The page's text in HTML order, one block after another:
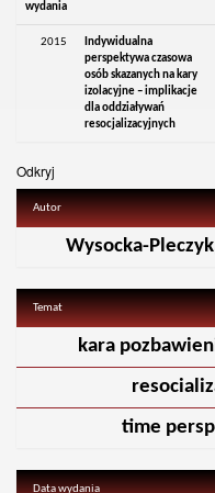
wydania
2015
Indywidualna
perspektywa czasowa
osób skazanych na kary
izolacyjne – implikacje
dla oddziaływań
resocjalizacyjnych
Odkryj
Autor
Wysocka-
Temat
kara
time
Data wydania